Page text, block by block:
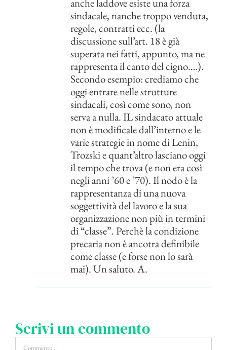
anche laddove esiste una forza
sindacale, nanche troppo venduta,
regole, contratti ecc. (la
discussione sull’art. 18 è già
superata nei fatti, appunto, ma ne
rappresenta il canto del cigno….).
Secondo esempio: crediamo che
oggi entrare nelle strutture
sindacali, così come sono, non
serva a nulla. IL sindacato attuale
non è modificale dall’interno e le
varie strategie in nome di Lenin,
Trozski e quant’altro lasciano oggi
il tempo che trova (e non era così
negli anni ’60 e ’70). Il nodo è la
rappresentanza di una nuova
soggettività del lavoro e la sua
organizzazione non più in termini
di “classe”. Perchè la condizione
precaria non è ancotra definibile
come classe (e forse non lo sarà
mai). Un saluto. A.
Scrivi un commento
Commento